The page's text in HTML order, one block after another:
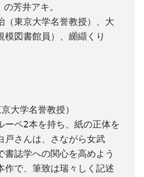
の芳井アキ。
（東京大学名誉教授）、大
模図書館員）、纐纈くり
大学名誉教授）
ーペ2本を持ち、紙の正体を
戸さんは、さながら女武
書誌学への関心を高めよう
作で、筆致は瑞々しく記述